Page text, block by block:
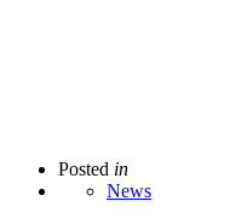
Posted in
News